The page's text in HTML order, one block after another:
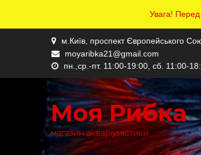
Увага!
м.Київ, проспект Європейського
moyaribka21@gmail.com
пн.,ср.-пт. 11:00-19:00, сб. 11:00-
Моя Рибка
магазин акваріумістики